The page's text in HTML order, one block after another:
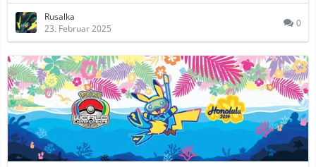
Rusalka
23. Februar 2025
0